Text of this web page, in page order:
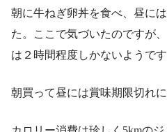
朝に牛ねぎ卵丼を食べ、昼に
た。ここで気づいたのですが
は２時間程度しかないようです
朝買って昼には賞味期限切れ